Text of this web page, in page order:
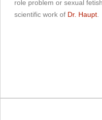
role problem or sexual
scientific work of Dr. Haupt